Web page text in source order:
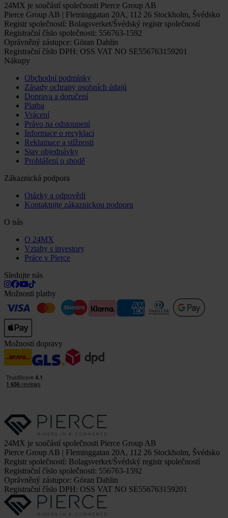
24MX je součástí společnosti Pierce Group AB
Pierce Group AB | Fleminggatan 20A, 112 26 Stockholm, Švédsko
Registr společností: Bolagsverket/Švédský registr společností
Registrační číslo společnosti: 556763-1592
Oprávněný zástupce: Göran Dahlin
Registrační číslo DPH: OSS VAT NO SE556763159201
Nákupy
Obchodní podmínky
Zásady ochrany osobních údajů
Doprava a doručení
Platba
Vrácení
Právo na odstoupení
Informace o recyklaci
Reklamace a stížnosti
Stav objednávky
Prohlášení o shodě
Zákaznická podpora
Otázky a odpovědi
Kontaktujte zákaznickou podporu
O nás
O 24MX
Vztahy s investory
Práce v Pierce
Sledujte nás
Možnosti platby
Možnosti dopravy
24MX je součástí společnosti Pierce Group AB
Pierce Group AB | Fleminggatan 20A, 112 26 Stockholm, Švédsko
Registr společností: Bolagsverket/Švédský registr společností
Registrační číslo společnosti: 556763-1592
Oprávněný zástupce: Göran Dahlin
Registrační číslo DPH: OSS VAT NO SE556763159201